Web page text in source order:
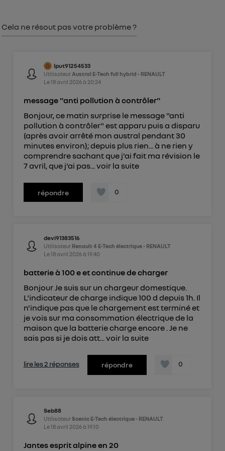
Cela ne résout pas votre problème ?
lput91254533
Utilisateur Austral E-Tech full hybrid - RENAULT
Le18 avril 2026à 20:24
message "anti pollution à contrôler"
Bonjour, ce matin surprise le message "anti
pollution à contrôler" est apparu puis a disparu
(après avoir arrêté mon austral pendant 30
minutes environ); depuis plus rien... à ne rien y
comprendre sachant que j'ai fait ma révision le
7 avril, que j'ai pas... voir la suite
répondre 0
devi91383516
Utilisateur Renault 4 E-Tech électrique - RENAULT
Le18 avril 2026à 19:40
batterie à 100 e et continue de charger
Bonjour Je suis sur un chargeur domestique.
L'indicateur de charge indique 100 d depuis 1h. Il
n'indique pas que le chargement est terminé et
je vois sur ma consommation électrique de la
maison que la batterie charge encore . Je ne
sais pas si je dois att... voir la suite
lire les 2 réponses répondre 0
Seb88
UtilisateurScenic E-Tech électrique - RENAULT
Le18 avril 2026à 19:10
Jantes esprit alpine en 20
Pour plus d'informations, veuillez consulter